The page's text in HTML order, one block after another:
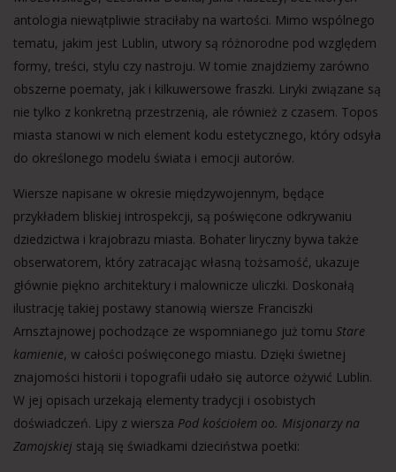
antologia niewątpliwie straciłaby na wartości. Mimo wspólnego
tematu, jakim jest Lublin, utwory są różnorodne pod względem
formy, treści, stylu czy nastroju. W tomie znajdziemy zarówno
obszerne poematy, jak i kilkuwersowe fraszki. Liryki związane są
nie tylko z konkretną przestrzenią, ale również z czasem. Topos
miasta stanowi w nich element kodu estetycznego, który odsyła
do określonego modelu świata i emocji autorów.
Wiersze napisane w okresie międzywojennym, będące
przykładem bliskiej introspekcji, są poświęcone odkrywaniu
dziedzictwa i krajobrazu miasta. Bohater liryczny bywa także
obserwatorem, który zatracając własną tożsamość, ukazuje
głównie piękno architektury i malownicze uliczki. Doskonałą
ilustrację takiej postawy stanowią wiersze Franciszki
Arnsztajnowej pochodzące ze wspomnianego już tomu Stare
kamienie, w całości poświęconego miastu. Dzięki świetnej
znajomości historii i topografii udało się autorce ożywić Lublin.
W jej opisach urzekają elementy tradycji i osobistych
doświadczeń. Lipy z wiersza Pod kościołem oo. Misjonarzy na
Zamojskiej stają się świadkami dzieciństwa poetki: